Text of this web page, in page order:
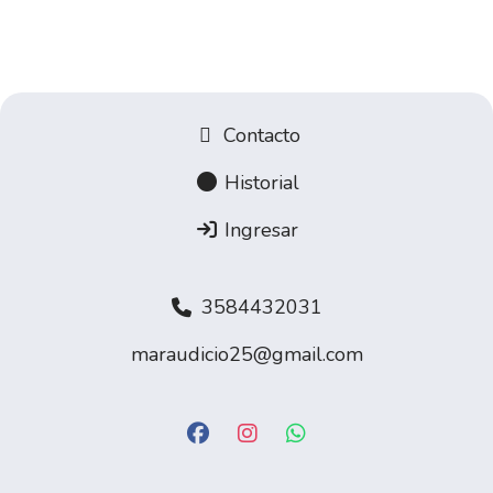
Contacto
Historial
Ingresar
3584432031
maraudicio25@gmail.com